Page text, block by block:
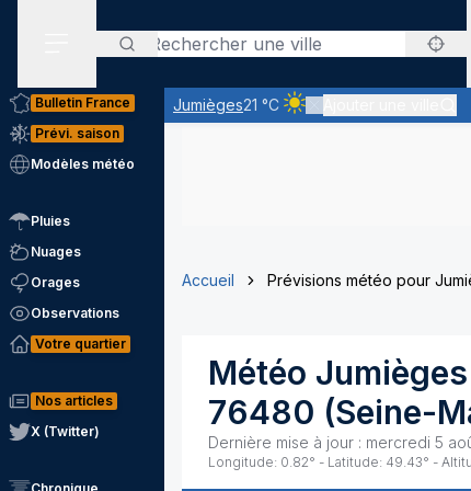
Rechercher
Jumièges21 °C
Ciel clair - quasiment pas
Bulletin France
Prévi. saison
Modèles météo
Pluies
Nuages
Orages
Observations
Votre quartier
Nos articles
X (Twitter)
Accueil Prévisions météo pour
Météo Jumièges
76480 (Seine-
Dernière mise à jour : mercredi 5
Longitude: 0.82° - Latitude: 49.43° -